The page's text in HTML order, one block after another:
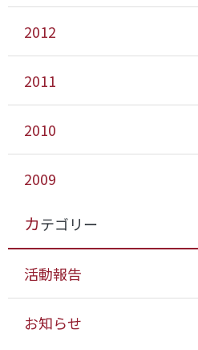
2012
2011
2010
2009
カテゴリー
活動報告
お知らせ